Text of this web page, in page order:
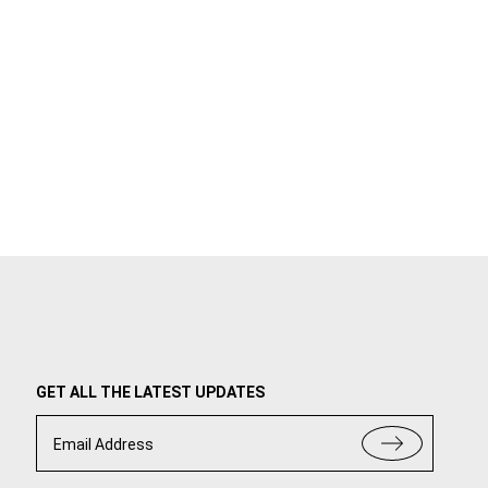
GET ALL THE LATEST UPDATES
Email Address